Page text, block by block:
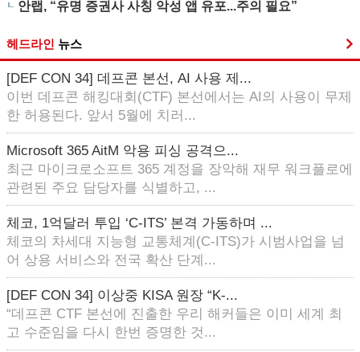
안랩, “유명 증권사 사칭 악성 앱 유포...주의 필요”
헤드라인 뉴스
[DEF CON 34] 데프콘 본선, AI 사용 제...
이번 데프콘 해킹대회(CTF) 본선에서는 AI의 사용이 무제
한 허용된다. 앞서 5월에 치러...
Microsoft 365 AitM 악용 피싱 공격으...
최근 마이크로소프트 365 계정을 장악해 재무 워크플로에
관련된 주요 담당자를 식별하고, ...
체코, 1억달러 투입 ‘C-ITS’ 본격 가동하며 ...
체코의 차세대 지능형 교통체계(C-ITS)가 시범사업을 넘
어 상용 서비스와 전국 확산 단계...
[DEF CON 34] 이상중 KISA 원장 “K-...
“데프콘 CTF 본선에 진출한 우리 해커들은 이미 세계 최
고 수준임을 다시 한번 증명한 것...